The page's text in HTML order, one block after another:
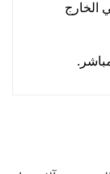
الخارج